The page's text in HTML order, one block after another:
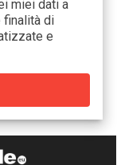
miei dati a
finalità di
e